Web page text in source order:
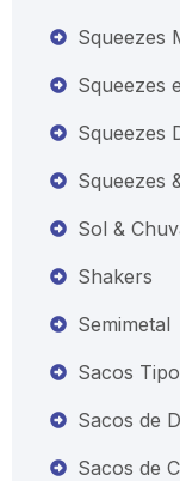
Squeezes
Squeezes
Squeezes
Squeezes
Sol &
Shakers
Semimetal
Sacos
Sacos de
Sacos de